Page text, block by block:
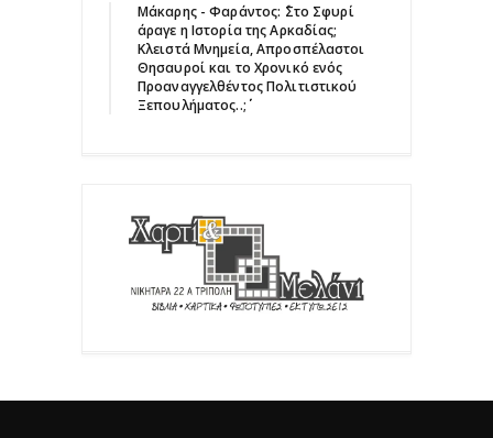
Μάκαρης - Φαράντος: ΄΄Στο Σφυρί
άραγε η Ιστορία της Αρκαδίας;
Κλειστά Μνημεία, Απροσπέλαστοι
Θησαυροί και το Χρονικό ενός
Προαναγγελθέντος Πολιτιστικού
Ξεπουλήματος..;΄΄